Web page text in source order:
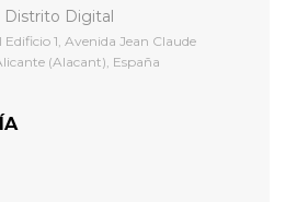
Distrito Digital
1, Avenida Jean Claude
(Alacant), España